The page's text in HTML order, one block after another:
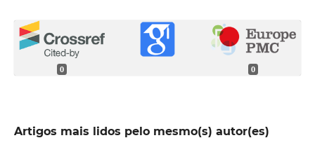
0 0
Artigos mais lidos pelo mesmo(s) autor(es)